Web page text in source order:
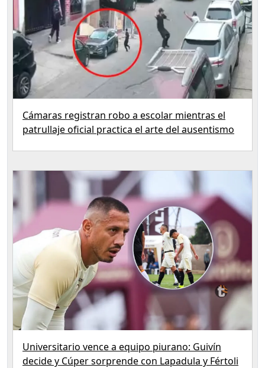
Cámaras registran robo a escolar mientras el
patrullaje oficial practica el arte del ausentismo
Universitario vence a equipo piurano: Guivín
decide y Cúper sorprende con Lapadula y Fértoli